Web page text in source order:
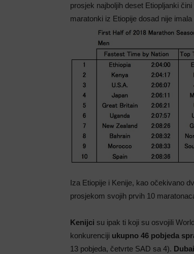
prosjek najboljih deset Etiopljanki
maratonki iz Etiopije dosad nije
Iza Etiopije i Kenije, kao očekivano
prosjekom svojih prvih 10
Kenijci su ipak ti koji su osvojili
konkurenciji ukupno 46 pobjeda
13 pobjeda, četvrte SAD sa 4).